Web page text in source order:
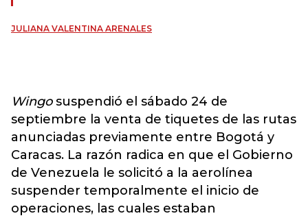
JULIANA VALENTINA ARENALES
Wingosuspendió el sábado 24 de
septiembre la venta de tiquetes de las rutas
anunciadas previamente entre Bogotá y
Caracas. La razón radica en que el Gobierno
de Venezuela le solicitó a la aerolínea
suspender temporalmente el inicio de
operaciones, las cuales estaban